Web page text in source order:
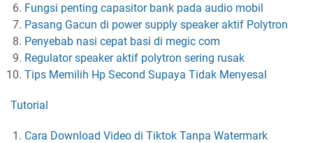
Fungsi penting capasitor bank pada audio mobil
Pasang Gacun di power supply speaker aktif Polytron
Penyebab nasi cepat basi di megic com
Regulator speaker aktif polytron sering rusak
Tips Memilih Hp Second Supaya Tidak Menyesal
Tutorial
Cara Download Video di Tiktok Tanpa Watermark